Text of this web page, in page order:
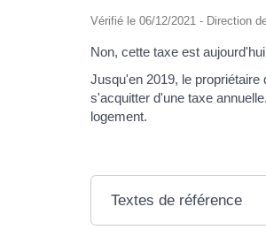
Vérifié le 06/12/2021 - Direction
Non, cette taxe est
Jusqu'en 2019, le propriétaire
s'acquitter d'une taxe
logement.
Textes de référence